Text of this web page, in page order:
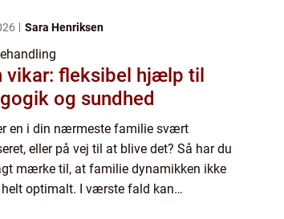
Sara Henriksen
vikar: fleksibel hjælp til
og sundhed
en i din nærmeste familie svært
eller på vej til at blive det? Så har du
mærke til, at familie dynamikken ikke
optimalt. I værste fald kan